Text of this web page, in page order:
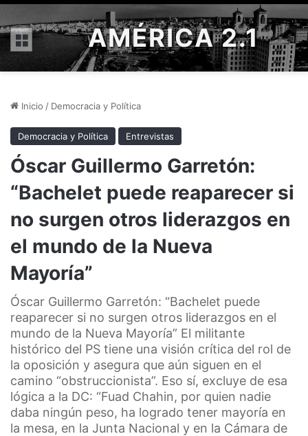
Menú AMÉRICA 2.1
Inicio / Democracia y Política
Democracia y Política Entrevistas
Óscar Guillermo Garretón:
“Bachelet puede reaparecer si
no surgen otros liderazgos en
el mundo de la Nueva
Mayoría”
Óscar Guillermo Garretón: “Bachelet puede
reaparecer si no surgen otros liderazgos en el
mundo de la Nueva Mayoría” El militante
histórico del PS tiene una visión crítica del rol de
la oposición y asegura que aún siguen en el
camino “obstruccionista”. Eso sí, excluye de esa
lógica a la DC: “Fuad Chahin, por quien nadie
daba ningún peso, ha logrado tener mayoría en
la mesa, en la Junta Nacional y en la Cámara de